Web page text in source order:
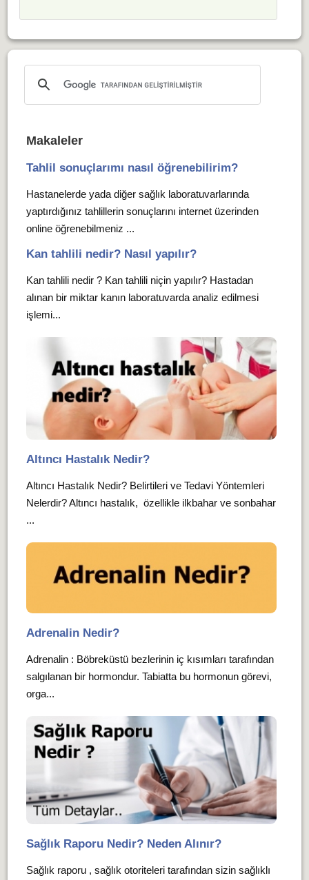
Makaleler
Tahlil sonuçlarımı nasıl öğrenebilirim?
Hastanelerde yada diğer sağlık laboratuvarlarında
yaptırdığınız tahlillerin sonuçlarını internet üzerinden
online öğrenebilmeniz ...
Kan tahlili nedir? Nasıl yapılır?
Kan tahlili nedir ? Kan tahlili niçin yapılır? Hastadan
alınan bir miktar kanın laboratuvarda analiz edilmesi
işlemi...
Altıncı Hastalık Nedir?
Altıncı Hastalık Nedir? Belirtileri ve Tedavi Yöntemleri
Nelerdir? Altıncı hastalık, özellikle ilkbahar ve sonbahar
...
Adrenalin Nedir?
Adrenalin : Böbreküstü bezlerinin iç kısımları tarafından
salgılanan bir hormondur. Tabiatta bu hormonun görevi,
orga...
Sağlık Raporu Nedir? Neden Alınır?
Sağlık raporu , sağlık otoriteleri tarafından sizin sağlıklı